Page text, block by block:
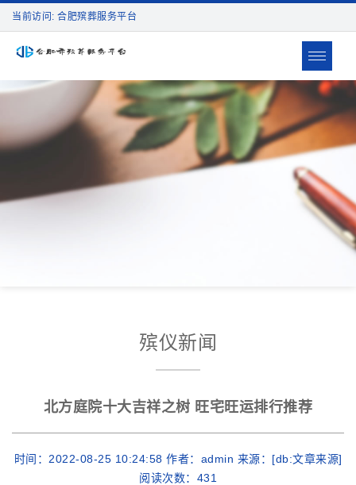
当前访问: 合肥殡葬服务平台
Toggle
殡仪新闻
北方庭院十大吉祥之树 旺宅旺运排行推荐
时间：2022-08-25 10:24:58 作者：admin 来源：[db:文章来源]
阅读次数： 431